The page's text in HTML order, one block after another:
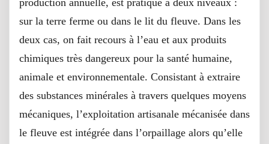
sur la terre ferme ou dans le lit du fleuve. Dans les
deux cas, on fait recours à l’eau et aux produits
chimiques très dangereux pour la santé humaine,
animale et environnementale. Consistant à extraire
des substances minérales à travers quelques moyens
mécaniques, l’exploitation artisanale mécanisée dans
le fleuve est intégrée dans l’orpaillage alors qu’elle